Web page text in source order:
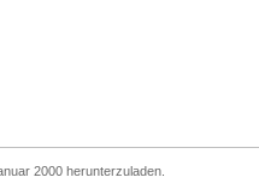
2000 herunterzuladen.